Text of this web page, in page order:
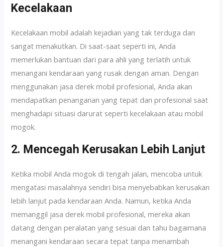
Kecelakaan
Kecelakaan mobil adalah kejadian yang tak terduga dan
sangat menakutkan. Di saat-saat seperti ini, Anda
memerlukan bantuan dari para ahli yang terlatih untuk
menangani kendaraan yang rusak dengan aman. Dengan
menggunakan jasa derek mobil profesional, Anda akan
mendapatkan penanganan yang tepat dan profesional saat
menghadapi situasi darurat seperti kecelakaan atau mobil
mogok.
2. Mencegah Kerusakan Lebih Lanjut
Ketika mobil Anda mogok di tengah jalan, mencoba untuk
mengatasi masalahnya sendiri bisa menyebabkan kerusakan
lebih lanjut pada kendaraan Anda. Namun, ketika Anda
memanggil jasa derek mobil profesional, mereka akan
datang dengan peralatan yang sesuai dan tahu bagaimana
menangani kendaraan secara tepat tanpa menambah